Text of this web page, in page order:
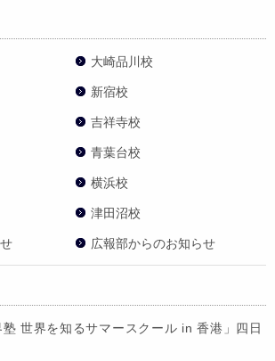
大崎品川校
新宿校
吉祥寺校
青葉台校
横浜校
津田沼校
広報部からのお知らせ
塾 世界を知るサマースクール in 香港」四日